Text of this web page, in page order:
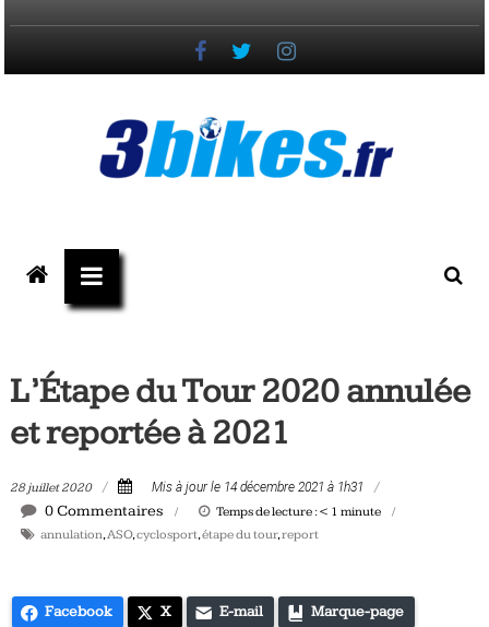
votre
magazine
Gravel
&
Triathlon
Tous
les
actualité
L’Étape du Tour 2020 annulée
et reportée à 2021
28 juillet 2020 Mis à jour le 14 décembre 2021 à 1h31
0 Commentaires Temps de lecture : < 1 minute
annulation,ASO,cyclosport,étape du tour,report
Facebook X E-mail Marque-page